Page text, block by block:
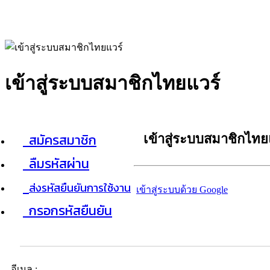
เข้าสู่ระบบสมาชิกไทยแวร์
สมัครสมาชิก
ลืมรหัสผ่าน
ส่งรหัสยืนยันการใช้งาน
กรอกรหัสยืนยัน
เข้าสู่ระบบสมาชิกไท
เข้าสู่ระบบด้วย Google